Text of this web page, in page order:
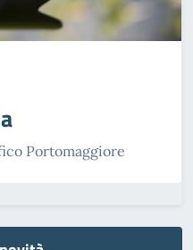
Portomaggiore